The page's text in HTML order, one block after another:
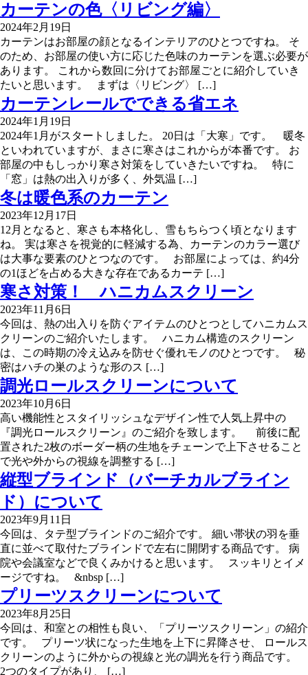
カーテンの色〈リビング編〉
2024年2月19日
カーテンはお部屋の顔となるインテリアのひとつですね。 そ
のため、お部屋の使い方に応じた色味のカーテンを選ぶ必要が
あります。 これから数回に分けてお部屋ごとに紹介していき
たいと思います。 まずは〈リビング〉 […]
カーテンレールでできる省エネ
2024年1月19日
2024年1月がスタートしました。 20日は「大寒」です。 暖冬
といわれていますが、まさに寒さはこれからが本番です。 お
部屋の中もしっかり寒さ対策をしていきたいですね。 特に
「窓」は熱の出入りが多く、外気温 […]
冬は暖色系のカーテン
2023年12月17日
12月となると、寒さも本格化し、雪もちらつく頃となります
ね。 実は寒さを視覚的に軽減する為、カーテンのカラー選び
は大事な要素のひとつなのです。 お部屋によっては、約4分
の1ほどを占める大きな存在であるカーテ […]
寒さ対策！ ハニカムスクリーン
2023年11月6日
今回は、熱の出入りを防ぐアイテムのひとつとしてハニカムス
クリーンのご紹介いたします。 ハニカム構造のスクリーン
は、この時期の冷え込みを防せぐ優れモノのひとつです。 秘
密はハチの巣のような形のス […]
調光ロールスクリーンについて
2023年10月6日
高い機能性とスタイリッシュなデザイン性で人気上昇中の
『調光ロールスクリーン』のご紹介を致します。 前後に配
置された2枚のボーダー柄の生地をチェーンで上下させること
で光や外からの視線を調整する […]
縦型ブラインド（バーチカルブライン
ド）について
2023年9月11日
今回は、タテ型ブラインドのご紹介です。 細い帯状の羽を垂
直に並べて取付たブラインドで左右に開閉する商品です。 病
院や会議室などで良くみかけると思います。 スッキリとイメ
ージですね。 &nbsp […]
プリーツスクリーンについて
2023年8月25日
今回は、和室との相性も良い、「プリーツスクリーン」の紹介
です。 プリーツ状になった生地を上下に昇降させ、 ロールス
クリーンのように外からの視線と光の調光を行う商品です。
2つのタイプがあり、 […]